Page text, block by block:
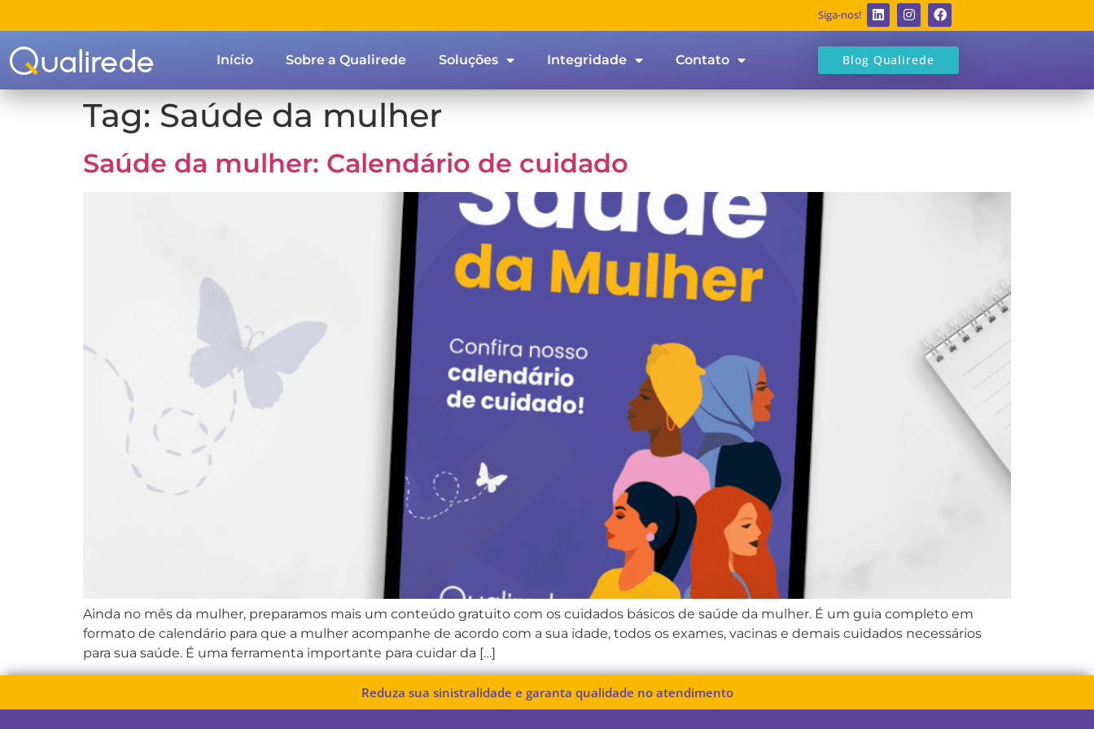
Siga-nos!
Início Sobre a Qualirede Soluções Integridade Contato Blog Qualirede
Tag:Saúde da mulher
Saúde da mulher: Calendário de cuidado
Ainda no mês da mulher, preparamos mais um conteúdo gratuito com os cuidados básicos de saúde da mulher. É um guia completo em
formato de calendário para que a mulher acompanhe de acordo com a sua idade, todos os exames, vacinas e demais cuidados necessários
para sua saúde. É uma ferramenta importante para cuidar da […]
Reduza sua sinistralidade e garanta qualidade no atendimento